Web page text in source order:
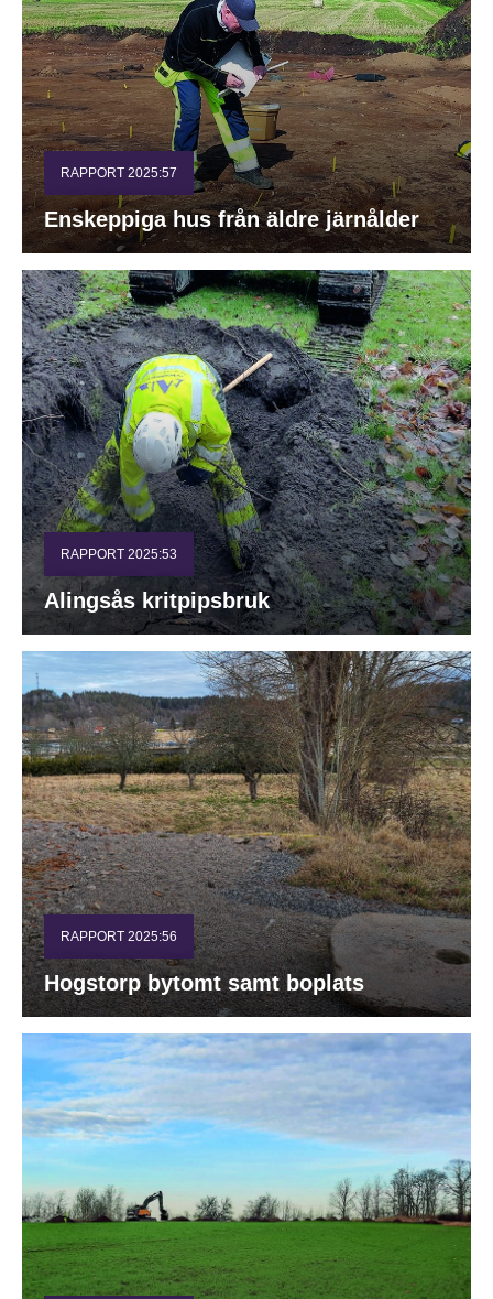
RAPPORT 2025:57
Enskeppiga hus från äldre järnålder
RAPPORT 2025:53
Alingsås kritpipsbruk
RAPPORT 2025:56
Hogstorp bytomt samt boplats